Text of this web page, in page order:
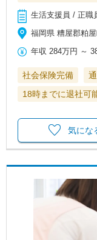
生活支援員 / 正職
福岡県 糟屋郡粕
年収 284万円 ～
社会保険完備
18時までに退社可
気にな